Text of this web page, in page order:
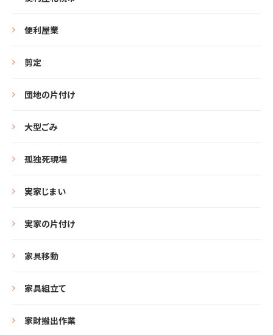
便利屋業
剪定
団地の片付け
大型ごみ
孤独死現場
実家じまい
実家の片付け
家具移動
家具組立て
家財搬出作業